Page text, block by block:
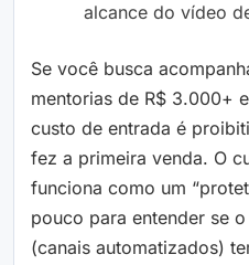
alcance do vídeo
Se você busca
mentorias de R$ 3.000+
custo de entrada é
fez a primeira venda. O
funciona como um
pouco para entender se
(canais automatizados)